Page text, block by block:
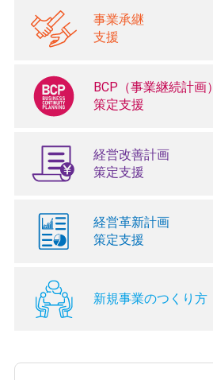
事業承継
支援
BCP（事業継続計画）
策定支援
経営改善計画
策定支援
経営革新計画
策定支援
新規事業のつくり方